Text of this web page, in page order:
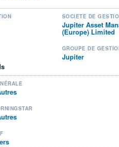
SOCIÉTÉ DE
Jupiter Asset
(Europe) Limited
GROUPE DE
Jupiter